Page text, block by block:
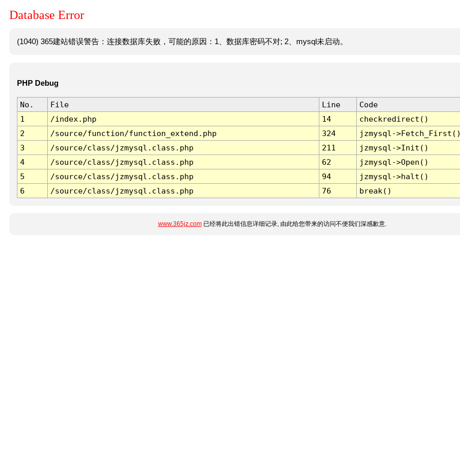
Database Error
(1040) 365建站错误警告：连接数据库失败，可能的原因：1、数据库密码不对; 2、mysql未启动。
PHP Debug
No. File Line
Code
1
/index.php 14
checkredirect()
2
/source/function/function_extend.php 324
jzmysql-
3
/source/class/jzmysql.class.php 211
jzmysql->Init()
4
/source/class/jzmysql.class.php 62
jzmysql->Open()
5
/source/class/jzmysql.class.php 94
jzmysql->halt()
6
/source/class/jzmysql.class.php 76 break()
www.365jz.com已经将此出错信息详细记录, 由此给您带来的访问不便我们深感歉意.